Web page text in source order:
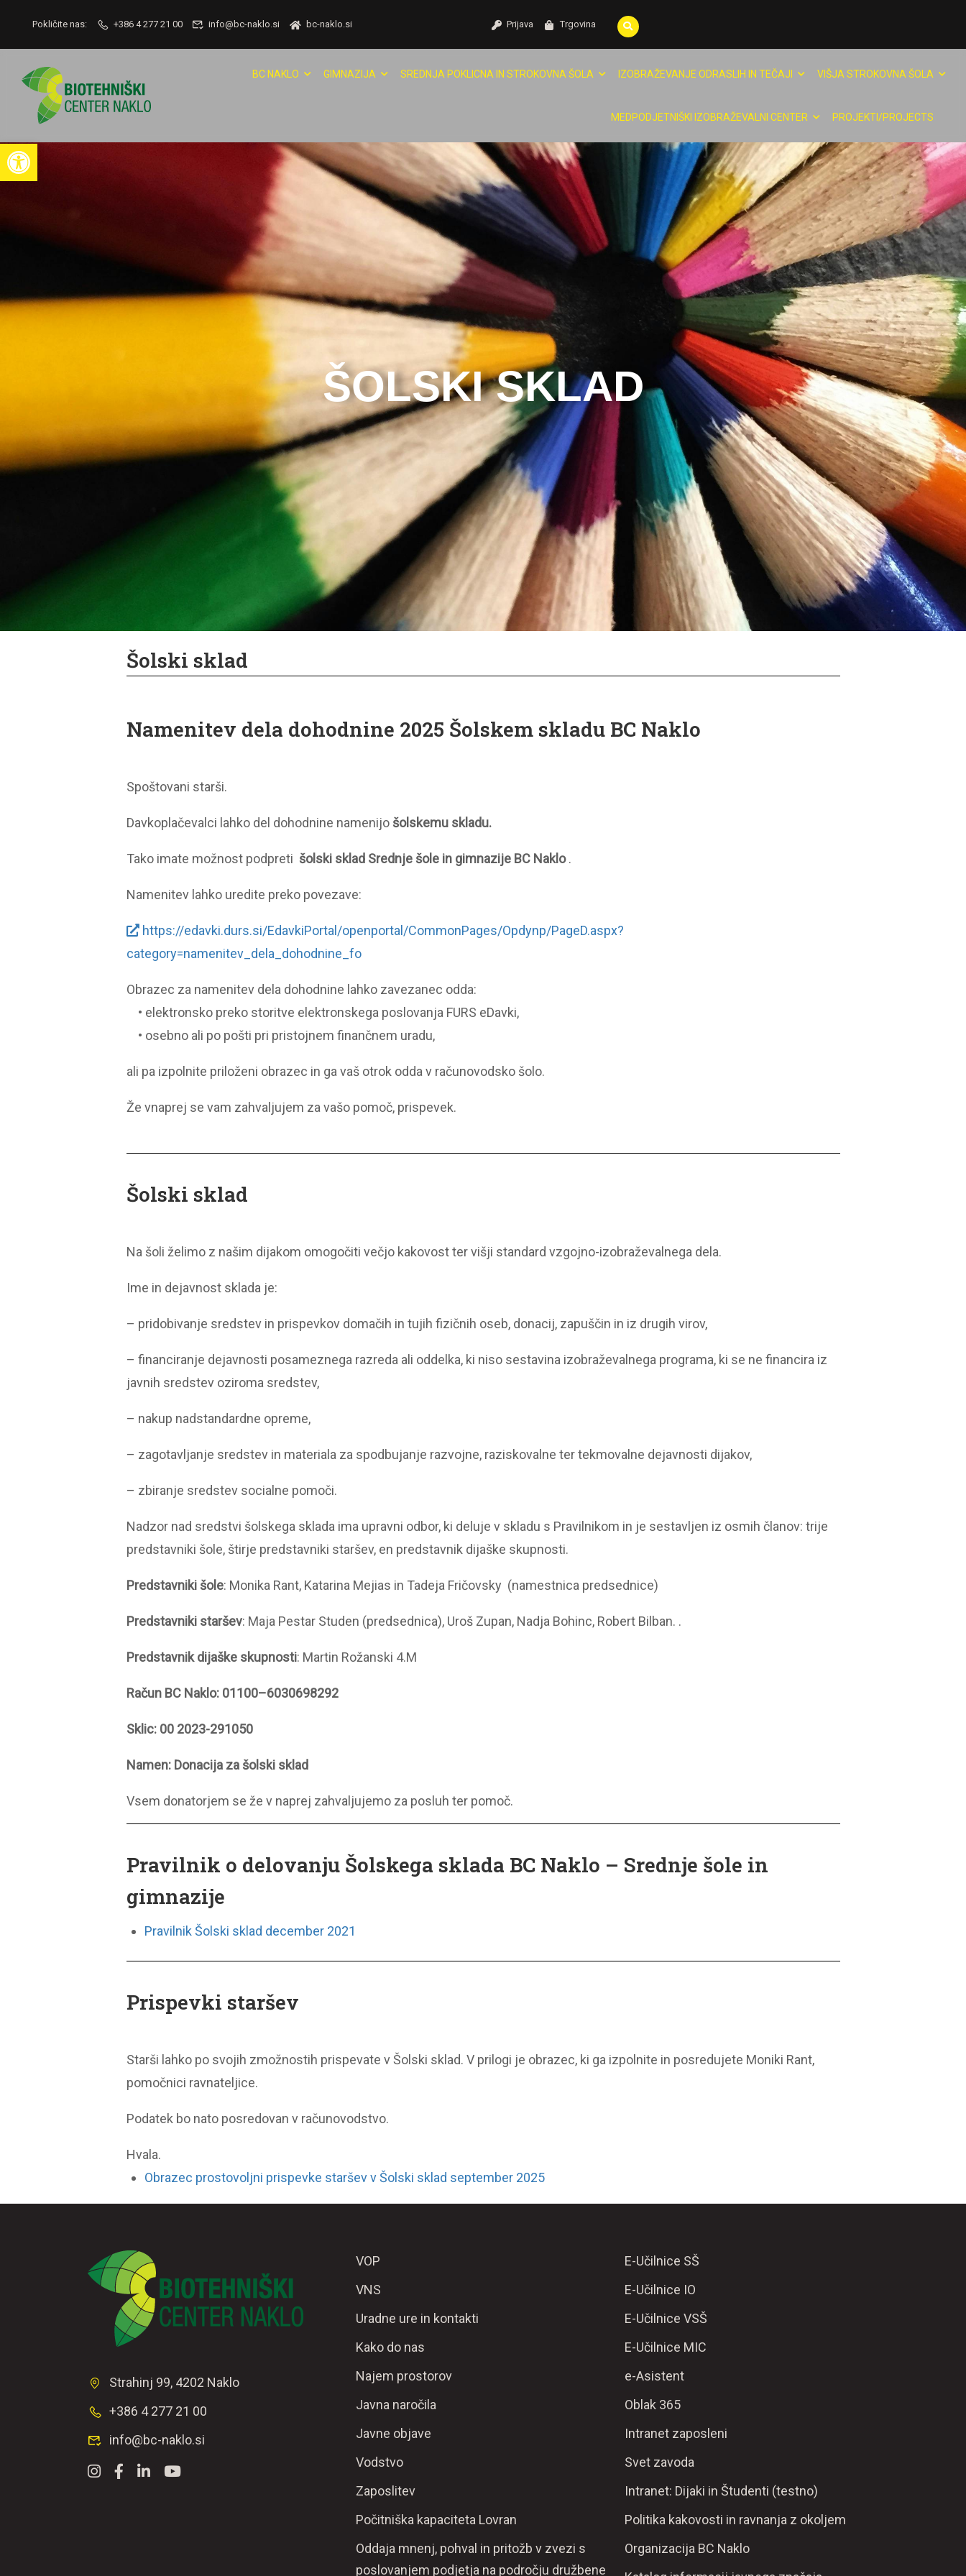
Open toolbar
Pokličite nas: +386 4 277 21 00 info@bc-naklo.si bc-naklo.si Prijava Trgovina
BC NAKLO GIMNAZIJA SREDNJA POKLICNA IN STROKOVNA ŠOLA IZOBRAŽEVANJE ODRASLIH IN TEČAJI VIŠJA STROKOVNA ŠOLA
MEDPODJETNIŠKI IZOBRAŽEVALNI CENTER PROJEKTI/PROJECTS
ŠOLSKI SKLAD
Šolski sklad
Namenitev dela dohodnine 2025 Šolskem skladu BC Naklo
Spoštovani starši.
Davkoplačevalci lahko del dohodnine namenijo šolskemu skladu.
Tako imate možnost podpreti šolski sklad Srednje šole in gimnazije BC Naklo.
Namenitev lahko uredite preko povezave:
https://edavki.durs.si/EdavkiPortal/openportal/CommonPages/Opdynp/PageD.aspx?
category=namenitev_dela_dohodnine_fo
Obrazec za namenitev dela dohodnine lahko zavezanec odda:
• elektronsko preko storitve elektronskega poslovanja FURS eDavki,
• osebno ali po pošti pri pristojnem finančnem uradu,
ali pa izpolnite priloženi obrazec in ga vaš otrok odda v računovodsko šolo.
Že vnaprej se vam zahvaljujem za vašo pomoč, prispevek.
Šolski sklad
Na šoli želimo z našim dijakom omogočiti večjo kakovost ter višji standard vzgojno-izobraževalnega dela.
Ime in dejavnost sklada je:
– pridobivanje sredstev in prispevkov domačih in tujih fizičnih oseb, donacij, zapuščin in iz drugih virov,
– financiranje dejavnosti posameznega razreda ali oddelka, ki niso sestavina izobraževalnega programa, ki se ne financira iz
javnih sredstev oziroma sredstev,
– nakup nadstandardne opreme,
– zagotavljanje sredstev in materiala za spodbujanje razvojne, raziskovalne ter tekmovalne dejavnosti dijakov,
– zbiranje sredstev socialne pomoči.
Nadzor nad sredstvi šolskega sklada ima upravni odbor, ki deluje v skladu s Pravilnikom in je sestavljen iz osmih članov: trije
predstavniki šole, štirje predstavniki staršev, en predstavnik dijaške skupnosti.
Predstavniki šole: Monika Rant, Katarina Mejias in Tadeja Fričovsky (namestnica predsednice)
Predstavniki staršev: Maja Pestar Studen (predsednica), Uroš Zupan, Nadja Bohinc, Robert Bilban. .
Predstavnik dijaške skupnosti: Martin Rožanski 4.M
Račun BC Naklo: 01100–6030698292
Sklic: 00 2023-291050
Namen: Donacija za šolski sklad
Vsem donatorjem se že v naprej zahvaljujemo za posluh ter pomoč.
Pravilnik o delovanju Šolskega sklada BC Naklo – Srednje šole in
gimnazije
Pravilnik Šolski sklad december 2021
Prispevki staršev
Starši lahko po svojih zmožnostih prispevate v Šolski sklad. V prilogi je obrazec, ki ga izpolnite in posredujete Moniki Rant,
pomočnici ravnateljice.
Podatek bo nato posredovan v računovodstvo.
Hvala.
Obrazec prostovoljni prispevke staršev v Šolski sklad september 2025
Strahinj 99, 4202 Naklo
+386 4 277 21 00
info@bc-naklo.si
VOP
VNS
Uradne ure in kontakti
Kako do nas
Najem prostorov
Javna naročila
Javne objave
Vodstvo
Zaposlitev
Počitniška kapaciteta Lovran
Oddaja mnenj, pohval in pritožb v zvezi s
poslovanjem podjetja na področju družbene
E-Učilnice SŠ
E-Učilnice IO
E-Učilnice VSŠ
E-Učilnice MIC
e-Asistent
Oblak 365
Intranet zaposleni
Svet zavoda
Intranet: Dijaki in Študenti (testno)
Politika kakovosti in ravnanja z okoljem
Organizacija BC Naklo